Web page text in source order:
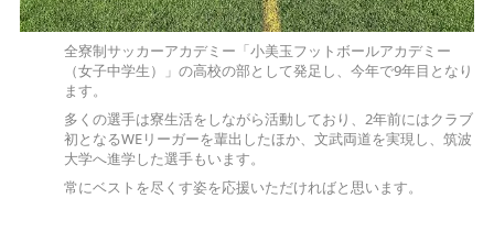
全寮制サッカーアカデミー「小美玉フットボールアカデミー
（女子中学生）」の高校の部として発足し、今年で9年目となり
ます。
多くの選手は寮生活をしながら活動しており、2年前にはクラブ
初となるWEリーガーを輩出したほか、文武両道を実現し、筑波
大学へ進学した選手もいます。
常にベストを尽くす姿を応援いただければと思います。